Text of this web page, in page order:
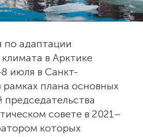
по адаптации
в Арктике
июля в Санкт-
рамках плана основных
совете в 2021–
которых